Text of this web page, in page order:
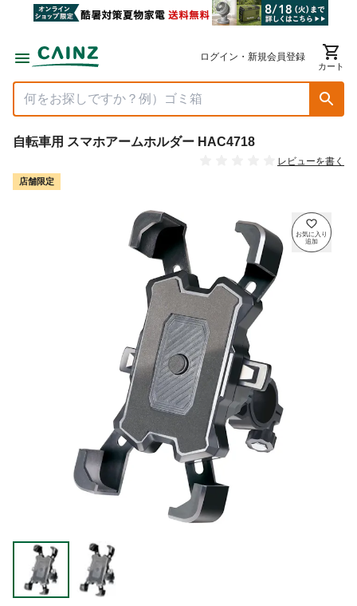
ログイン・新規会員登録
カート
自転車用 スマホアームホルダー HAC4718
レビューを書く
店舗限定